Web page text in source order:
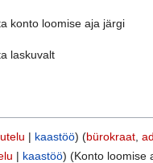
konto loomise aja järgi
laskuvalt
| kaastöö) ‏‎ (bürokraat,
| kaastöö) (Konto loomise